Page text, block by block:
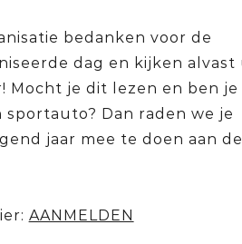
bedanken voor de
dag en kijken alvast
Mocht je dit lezen en ben je
sportauto? Dan raden we je
jaar mee te doen aan de
AANMELDEN